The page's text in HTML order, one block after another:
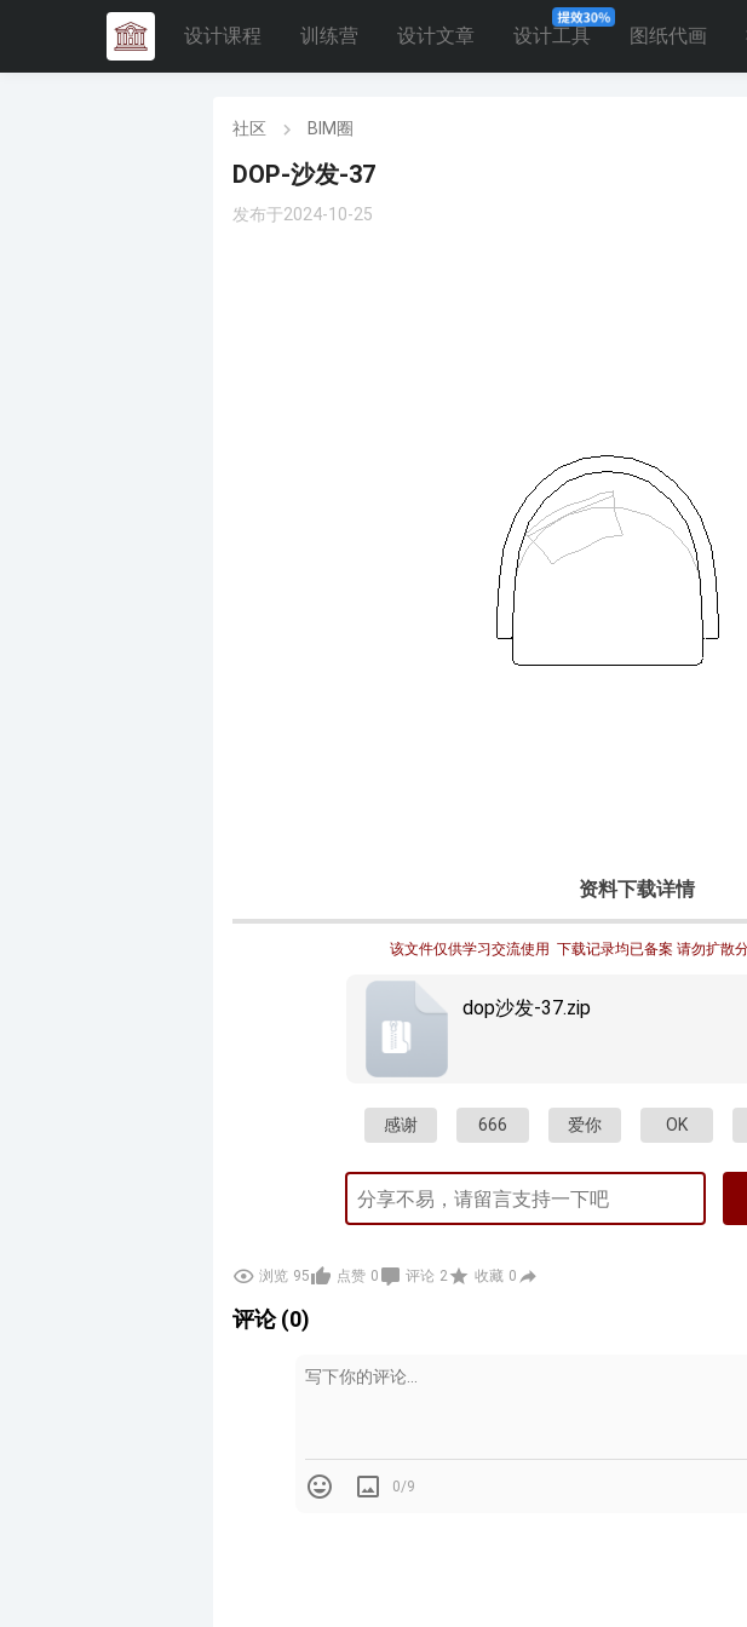
设计课程 训练营 设计文章 设计工具 图纸代画
社区 BIM圈
DOP-沙发-37
发布于2024-10-25
资料下载详情
该文件仅供学习交流使用  下载记录均已备案 请勿扩散
dop沙发-37.zip
感谢 666 爱你 OK
浏览 95 点赞 0 评论 2 收藏 0
评论 (0)
0/9